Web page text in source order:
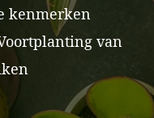
kenmerken
van